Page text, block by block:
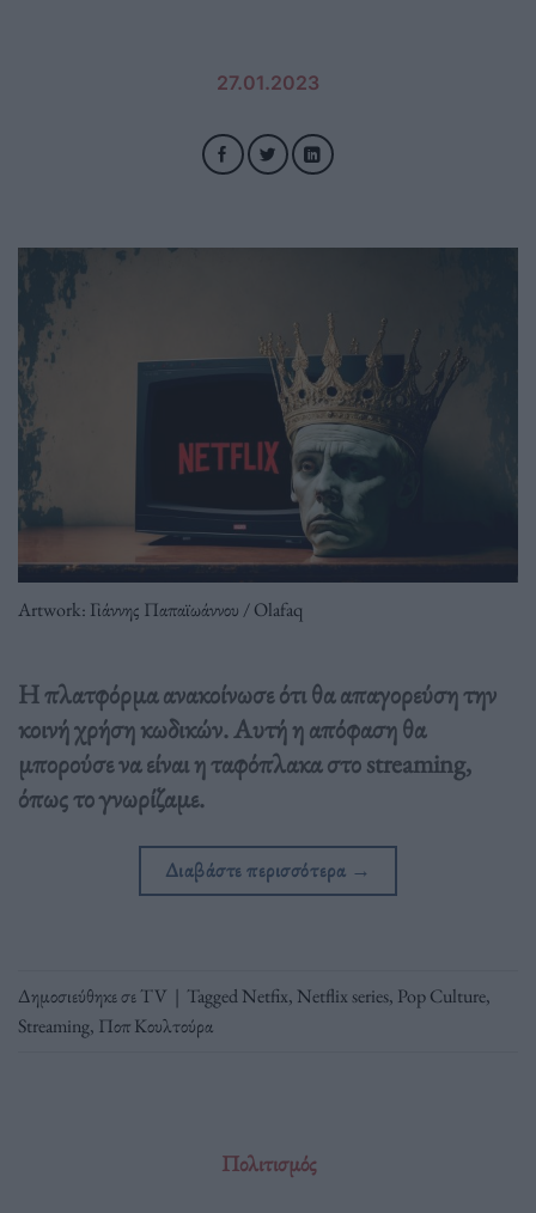
27.01.2023
Artwork: Γιάννης Παπαϊωάννου / Olafaq
Η πλατφόρμα ανακοίνωσε ότι θα απαγορεύση την
κοινή χρήση κωδικών. Αυτή η απόφαση θα
μπορούσε να είναι η ταφόπλακα στο streaming,
όπως το γνωρίζαμε.
Διαβάστε περισσότερα →
Δημοσιεύθηκε σεTV | TaggedNetfix, Netflix series, Pop Culture,
Streaming, Ποπ Κουλτούρα
Πολιτισμός